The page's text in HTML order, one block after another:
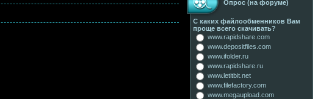
Опрос (на форуме)
С каких файлообменников Вам
проще всего скачивать?
www.rapidshare.com
www.depositfiles.com
www.ifolder.ru
www.rapidshare.ru
www.letitbit.net
www.filefactory.com
www.megaupload.com